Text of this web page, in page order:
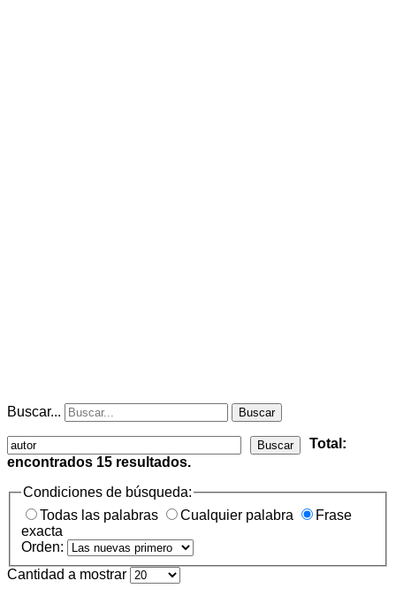
Buscar... Buscar
Buscar
Total:
encontrados 15 resultados.
Condiciones de búsqueda:
Todas las palabras
Cualquier palabra
Frase
exacta
Orden:
Cantidad a mostrar